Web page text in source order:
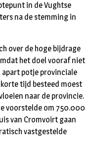
in de Vughtse
na de stemming in
over de hoge bijdrage
het doel vooraf niet
apart potje provinciale
tijd besteed moest
naar de provincie.
voorstelde om 750.000
van Cromvoirt gaan
vastgestelde